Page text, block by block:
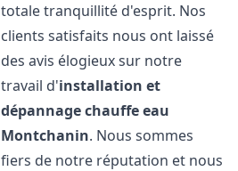
totale tranquillité d'esprit. Nos
clients satisfaits nous ont laissé
des avis élogieux sur notre
travail d'installation et
dépannage chauffe eau
Montchanin. Nous sommes
fiers de notre réputation et nous